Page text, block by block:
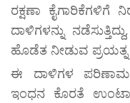
ರಕ್ಷಣಾ
ದಾಳಿಗಳನ್ನು
ಹೊಡೆತ ನೀಡುವ ಪ್ರಯತ್ನ
ಈ ದಾಳಿಗಳ
ಇಂಧನ ಕೊರತೆ